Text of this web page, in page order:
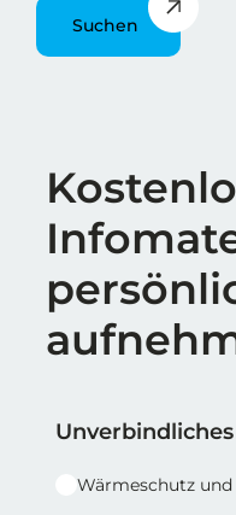
Suchen
Überschrift
Reihe 1
Reihe 1 | Spalte 1
Wärmeschutz